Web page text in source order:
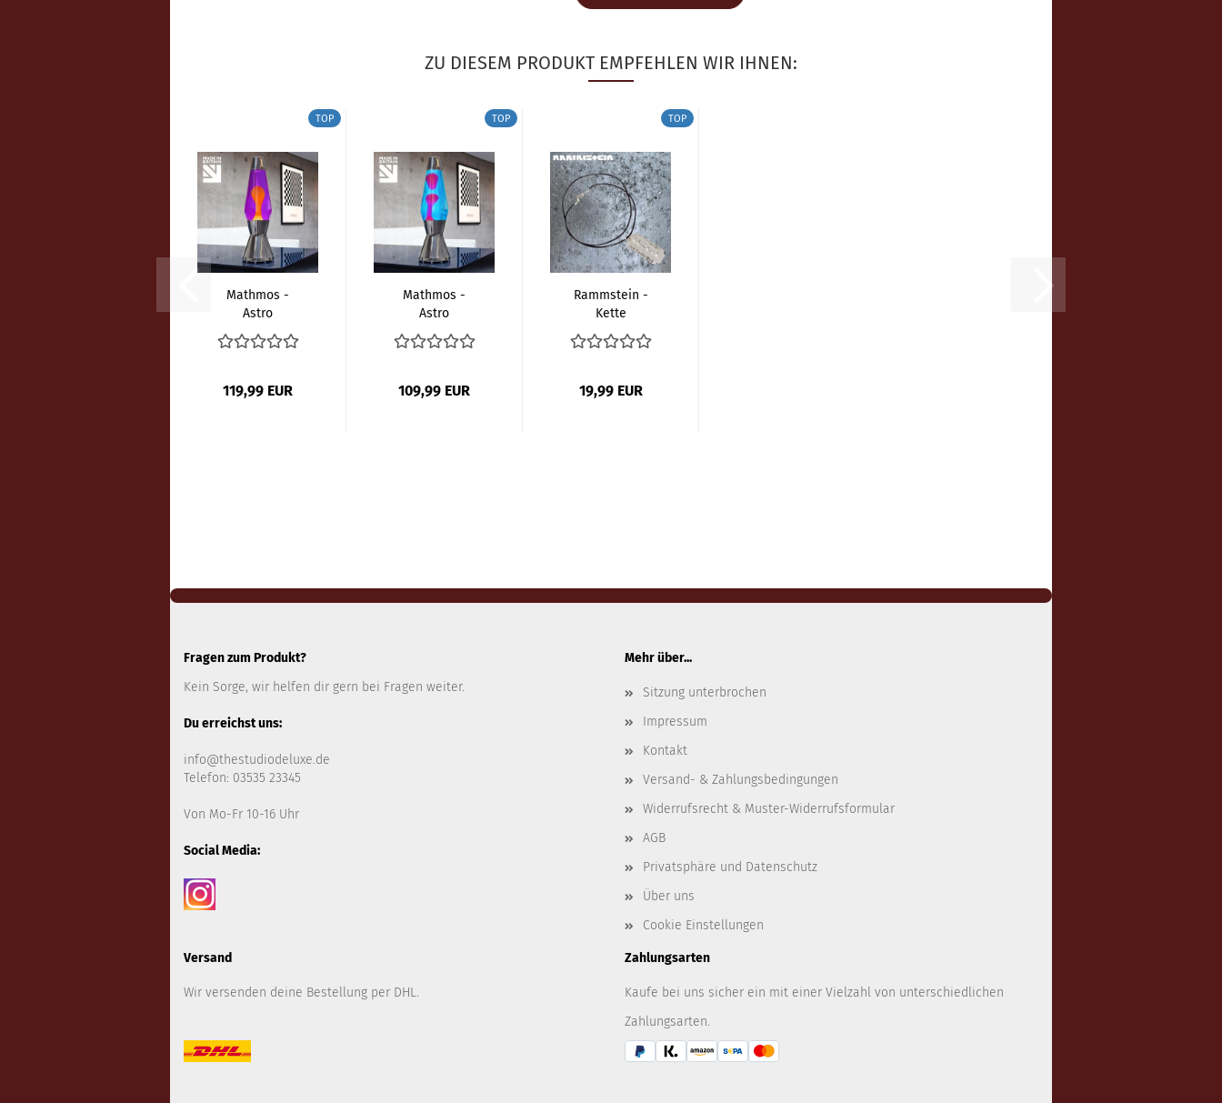
ZU DIESEM PRODUKT EMPFEHLEN WIR IHNEN:
TOP
Mathmos -
Astro
Lavalampe
Silber - Violet...
119,99 EUR
TOP
Mathmos -
Astro
Lavalampe
Silber - Blau
109,99 EUR
TOP
Rammstein -
Kette
Rasierklinge
19,99 EUR
Fragen zum Produkt?
Kein Sorge, wir helfen dir gern bei Fragen weiter.
Du erreichst uns:
info@thestudiodeluxe.de
Telefon: 03535 23345
Von Mo-Fr 10-16 Uhr
Social Media:
Mehr über...
Sitzung unterbrochen
Impressum
Kontakt
Versand- & Zahlungsbedingungen
Widerrufsrecht & Muster-Widerrufsformular
AGB
Privatsphäre und Datenschutz
Über uns
Cookie Einstellungen
Versand
Wir versenden deine Bestellung per DHL.
Zahlungsarten
Kaufe bei uns sicher ein mit einer Vielzahl von unterschiedlichen
Zahlungsarten.